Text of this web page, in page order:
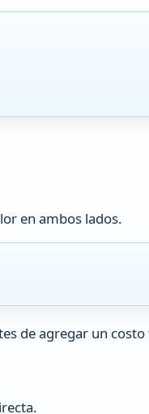
en ambos lados.
de agregar un